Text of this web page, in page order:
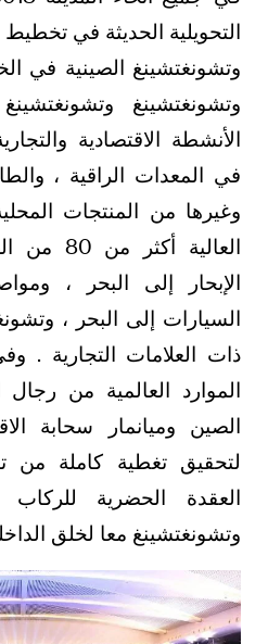
التحويلية الحديثة في تخطيط
وتشونغتشينغ الصينية في
وتشونغتشينغ
الأنشطة الاقتصادية
في المعدات الراقية ،
وغيرها من المنتجات
العالية
الإبحار إلى البحر ،
السيارات إلى البحر ،
ذات العلامات التجارية .
الموارد العالمية من رجال
الصين وميانمار سحابة
العقدة الحضرية
وتشونغتشينغ معا لخلق